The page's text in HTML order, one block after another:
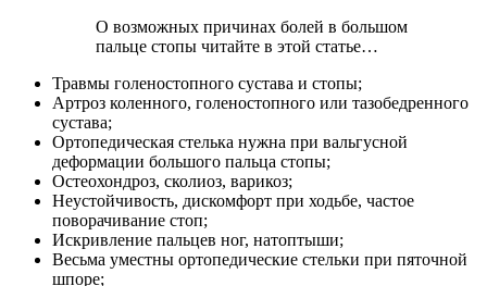
О возможных причинах болей в большом
пальце стопы читайте в этой статье…
Травмы голеностопного сустава и стопы;
Артроз коленного, голеностопного или тазобедренного
сустава;
Ортопедическая стелька нужна при вальгусной
деформации большого пальца стопы;
Остеохондроз, сколиоз, варикоз;
Неустойчивость, дискомфорт при ходьбе, частое
поворачивание стоп;
Искривление пальцев ног, натоптыши;
Весьма уместны ортопедические стельки при пяточной
шпоре;